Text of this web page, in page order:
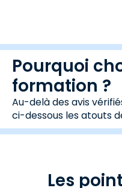
Pourquoi
formation ?
Au-delà des avis
ci-dessous les atouts
Les